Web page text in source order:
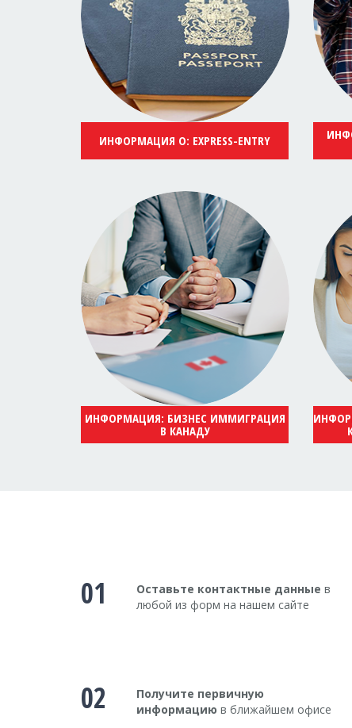
ИНФОРМАЦИЯ О: EXPRESS-ENTRY
ИНФОРМАЦИЯ: БИЗНЕС ИММИГРАЦИЯ
В КАНАДУ
01 Оставьте контактные данные в
любой из форм на нашем сайте
02
Получите первичную
информацию в ближайшем офисе